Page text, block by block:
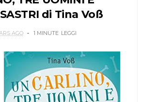
di Tina Voß
AGO 1 MINUTE LEGGI